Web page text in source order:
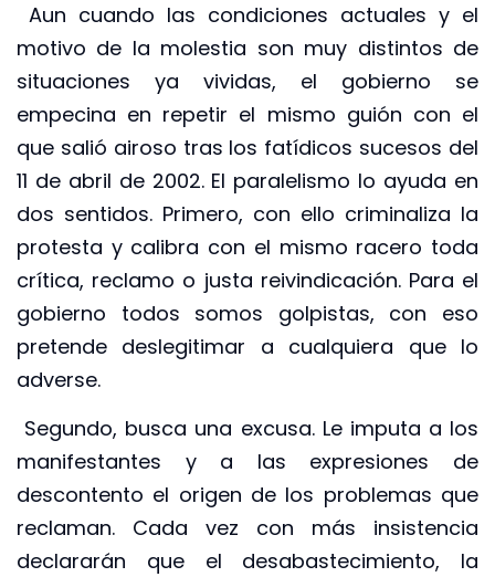
Aun cuando las condiciones actuales y el
motivo de la molestia son muy distintos de
situaciones ya vividas, el gobierno se
empecina en repetir el mismo guión con el
que salió airoso tras los fatídicos sucesos del
11 de abril de 2002. El paralelismo lo ayuda en
dos sentidos. Primero, con ello criminaliza la
protesta y calibra con el mismo racero toda
crítica, reclamo o justa reivindicación. Para el
gobierno todos somos golpistas, con eso
pretende deslegitimar a cualquiera que lo
adverse.
Segundo, busca una excusa. Le imputa a los
manifestantes y a las expresiones de
descontento el origen de los problemas que
reclaman. Cada vez con más insistencia
declararán que el desabastecimiento, la